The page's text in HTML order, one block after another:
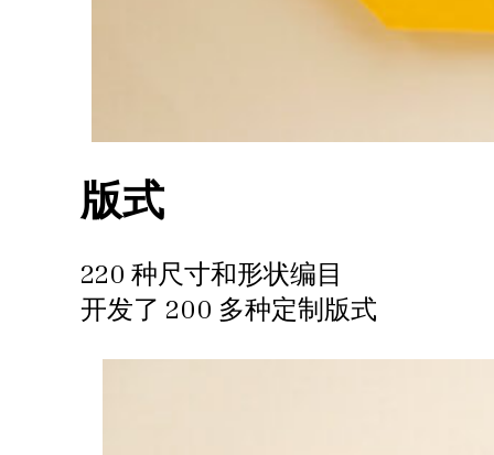
版式
220 种尺寸和形状编目
开发了 200 多种定制版式